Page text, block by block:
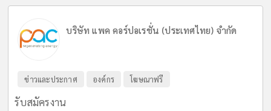
บริษัท แพค คอร์ปอเรชั่น (ประเทศไทย) จำกัด
ข่าวและประกาศ องค์กร โฆษณาฟรี
รับสมัครงาน